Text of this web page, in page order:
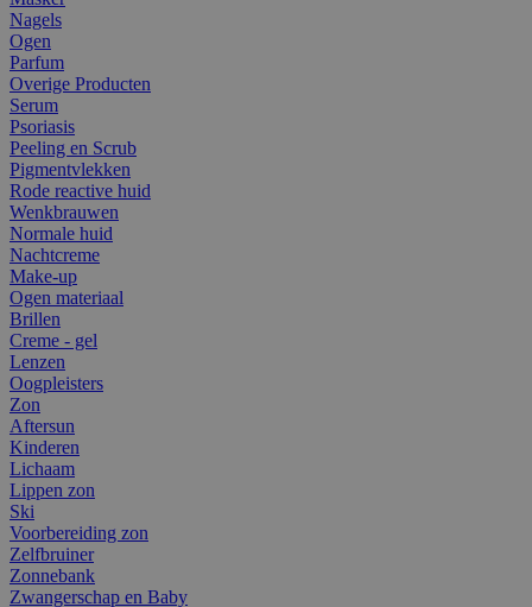
Nagels
Ogen
Parfum
Overige Producten
Serum
Psoriasis
Peeling en Scrub
Pigmentvlekken
Rode reactive huid
Wenkbrauwen
Normale huid
Nachtcreme
Make-up
Ogen materiaal
Brillen
Creme - gel
Lenzen
Oogpleisters
Zon
Aftersun
Kinderen
Lichaam
Lippen zon
Ski
Voorbereiding zon
Zelfbruiner
Zonnebank
Zwangerschap en Baby